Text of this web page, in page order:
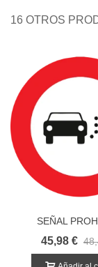
16 OTROS
SEÑAL
45,98 €